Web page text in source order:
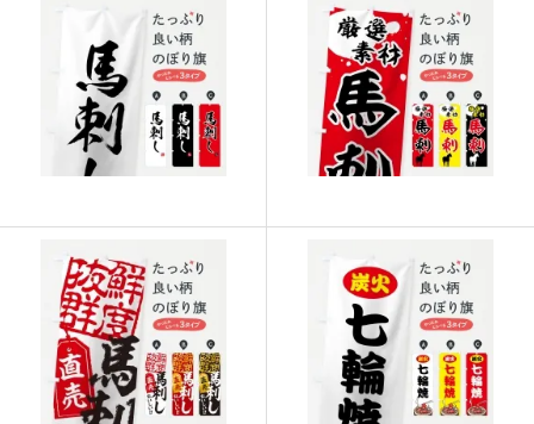
915 21960
913 22825
911 23686
909 24543
29 905 26245
30 902 27060
31 901 27931
32 899 28768
33 897 29601